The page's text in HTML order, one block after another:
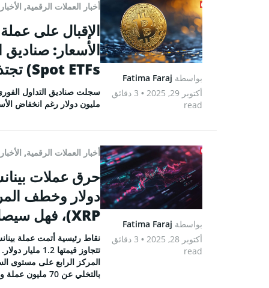
بواسطة Fatima Faraj
أكتوبر 29, 2025
• 3 دقائق
read
أخبار العملات الرقمية, الأخبار
Spot ETFs) تجتذب 149 مليون دولار
مليون دولار رغم انخفاض
بواسطة Fatima Faraj
أكتوبر 28, 2025
• 3 دقائق
read
أخبار العملات الرقمية, الأخبار
XRP)، فهل سيصل سعرها إلى 1,500$؟
بالتخلي عن 70 مليون عملة والتسبب بضغط بيع قصير الأمد. عادت […]